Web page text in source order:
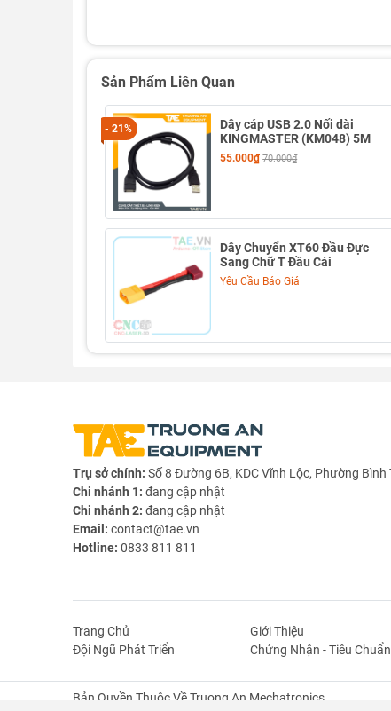
- Mà sắc: Trắng
- Tổng số lỗ: 400 lỗ (Trong đó 300 lỗ chức
Sản Phẩm Liên Quan
- 21%
Dây cáp USB 2.0 Nối dài
KINGMASTER (KM048) 5M
55.000₫ 70.000₫
Dây Chuyển XT60 Đầu Đực
Sang Chữ T Đầu Cái
Yêu Cầu Báo Giá
Trụ sở chính: Số 8 Đường 6B, KDC Vĩnh Lộc, Phường Bình
Chi nhánh 1: đang cập nhật
Chi nhánh 2: đang cập nhật
Email: contact@tae.vn
Hotline: 0833 811 811
Trang Chủ Giới Thiệu
Đội Ngũ Phát Triển
Chứng Nhận - Tiêu Chuẩn
Bản Quyền Thuộc Về Truong An Mechatronics.